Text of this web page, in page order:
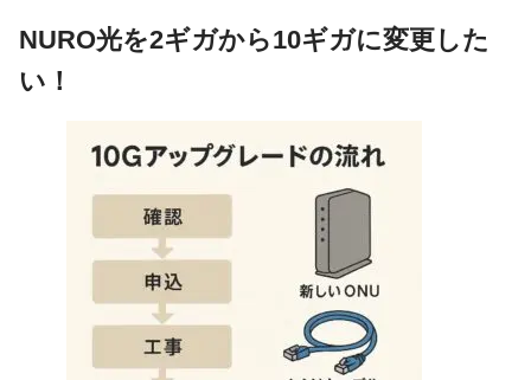
NURO光を2ギガから10ギガに変更した
い！